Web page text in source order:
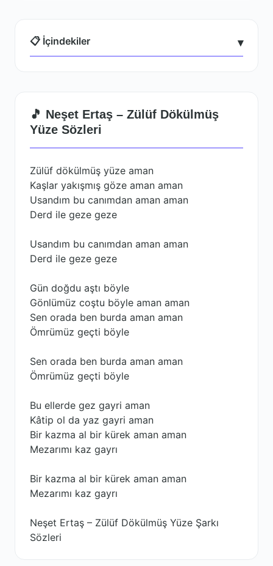
📋 İçindekiler ▾
🎵 Neşet Ertaş – Zülüf Dökülmüş
Yüze Sözleri
Zülüf dökülmüş yüze aman
Kaşlar yakışmış göze aman aman
Usandım bu canımdan aman aman
Derd ile geze geze
Usandım bu canımdan aman aman
Derd ile geze geze
Gün doğdu aştı böyle
Gönlümüz coştu böyle aman aman
Sen orada ben burda aman aman
Ömrümüz geçti böyle
Sen orada ben burda aman aman
Ömrümüz geçti böyle
Bu ellerde gez gayri aman
Kâtip ol da yaz gayri aman
Bir kazma al bir kürek aman aman
Mezarımı kaz gayrı
Bir kazma al bir kürek aman aman
Mezarımı kaz gayrı
Neşet Ertaş – Zülüf Dökülmüş Yüze Şarkı
Sözleri